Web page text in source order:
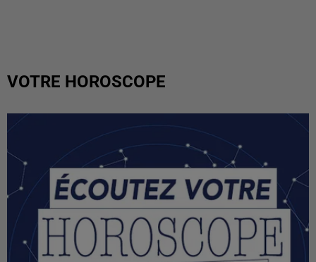
VOTRE HOROSCOPE